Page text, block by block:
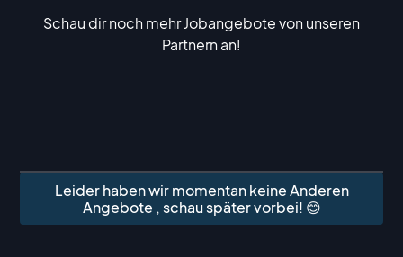
Schau dir noch mehr Jobangebote von unseren
Partnern an!
Leider haben wir momentan keine Anderen
Angebote , schau später vorbei! 😊